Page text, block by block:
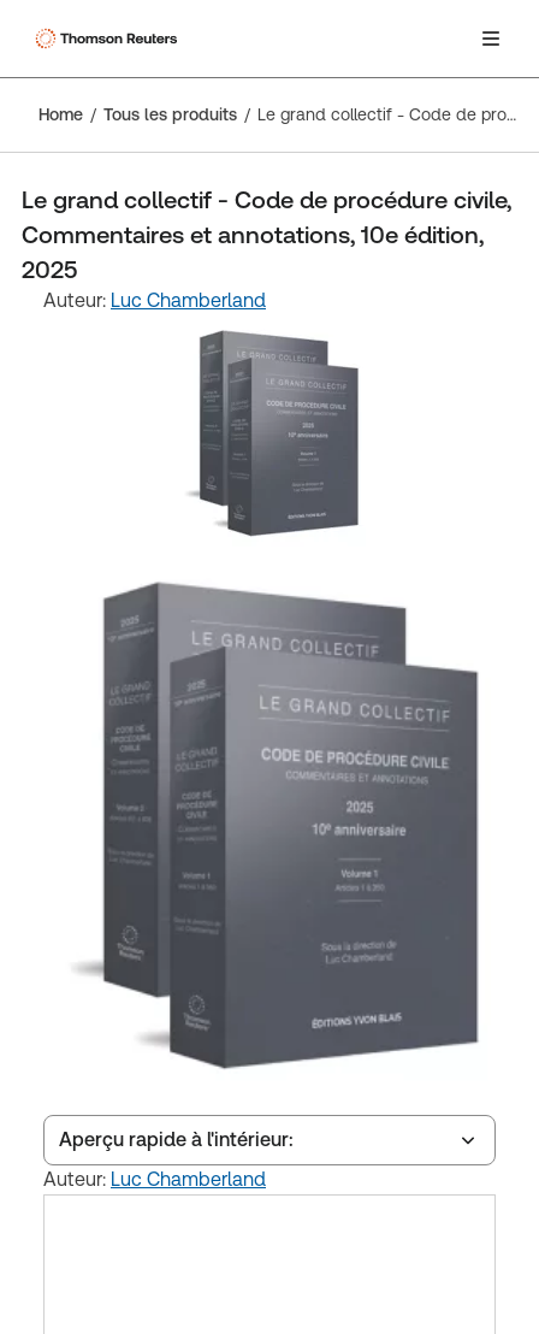
Home Tous les produits Le grand collectif - Code de procédure civile, Commentaires et annotations, 10e édition, 2025
Le grand collectif - Code de procédure civile,
Commentaires et annotations, 10e édition,
2025
Auteur: Luc Chamberland
Aperçu rapide à l'intérieur:
Auteur: Luc Chamberland